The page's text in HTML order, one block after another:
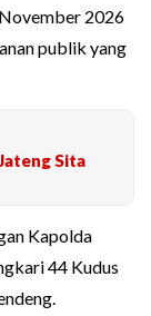
2026
publik yang
Sita
Kapolda
44 Kudus